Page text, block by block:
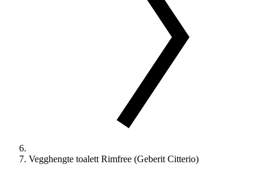
Vegghengte toalett Rimfree (Geberit Citterio)